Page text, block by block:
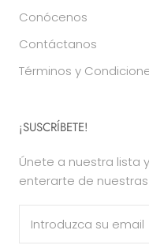
Conócenos
Contáctanos
Términos y
¡SUSCRÍBETE!
Únete a nuestra lista
enterarte de